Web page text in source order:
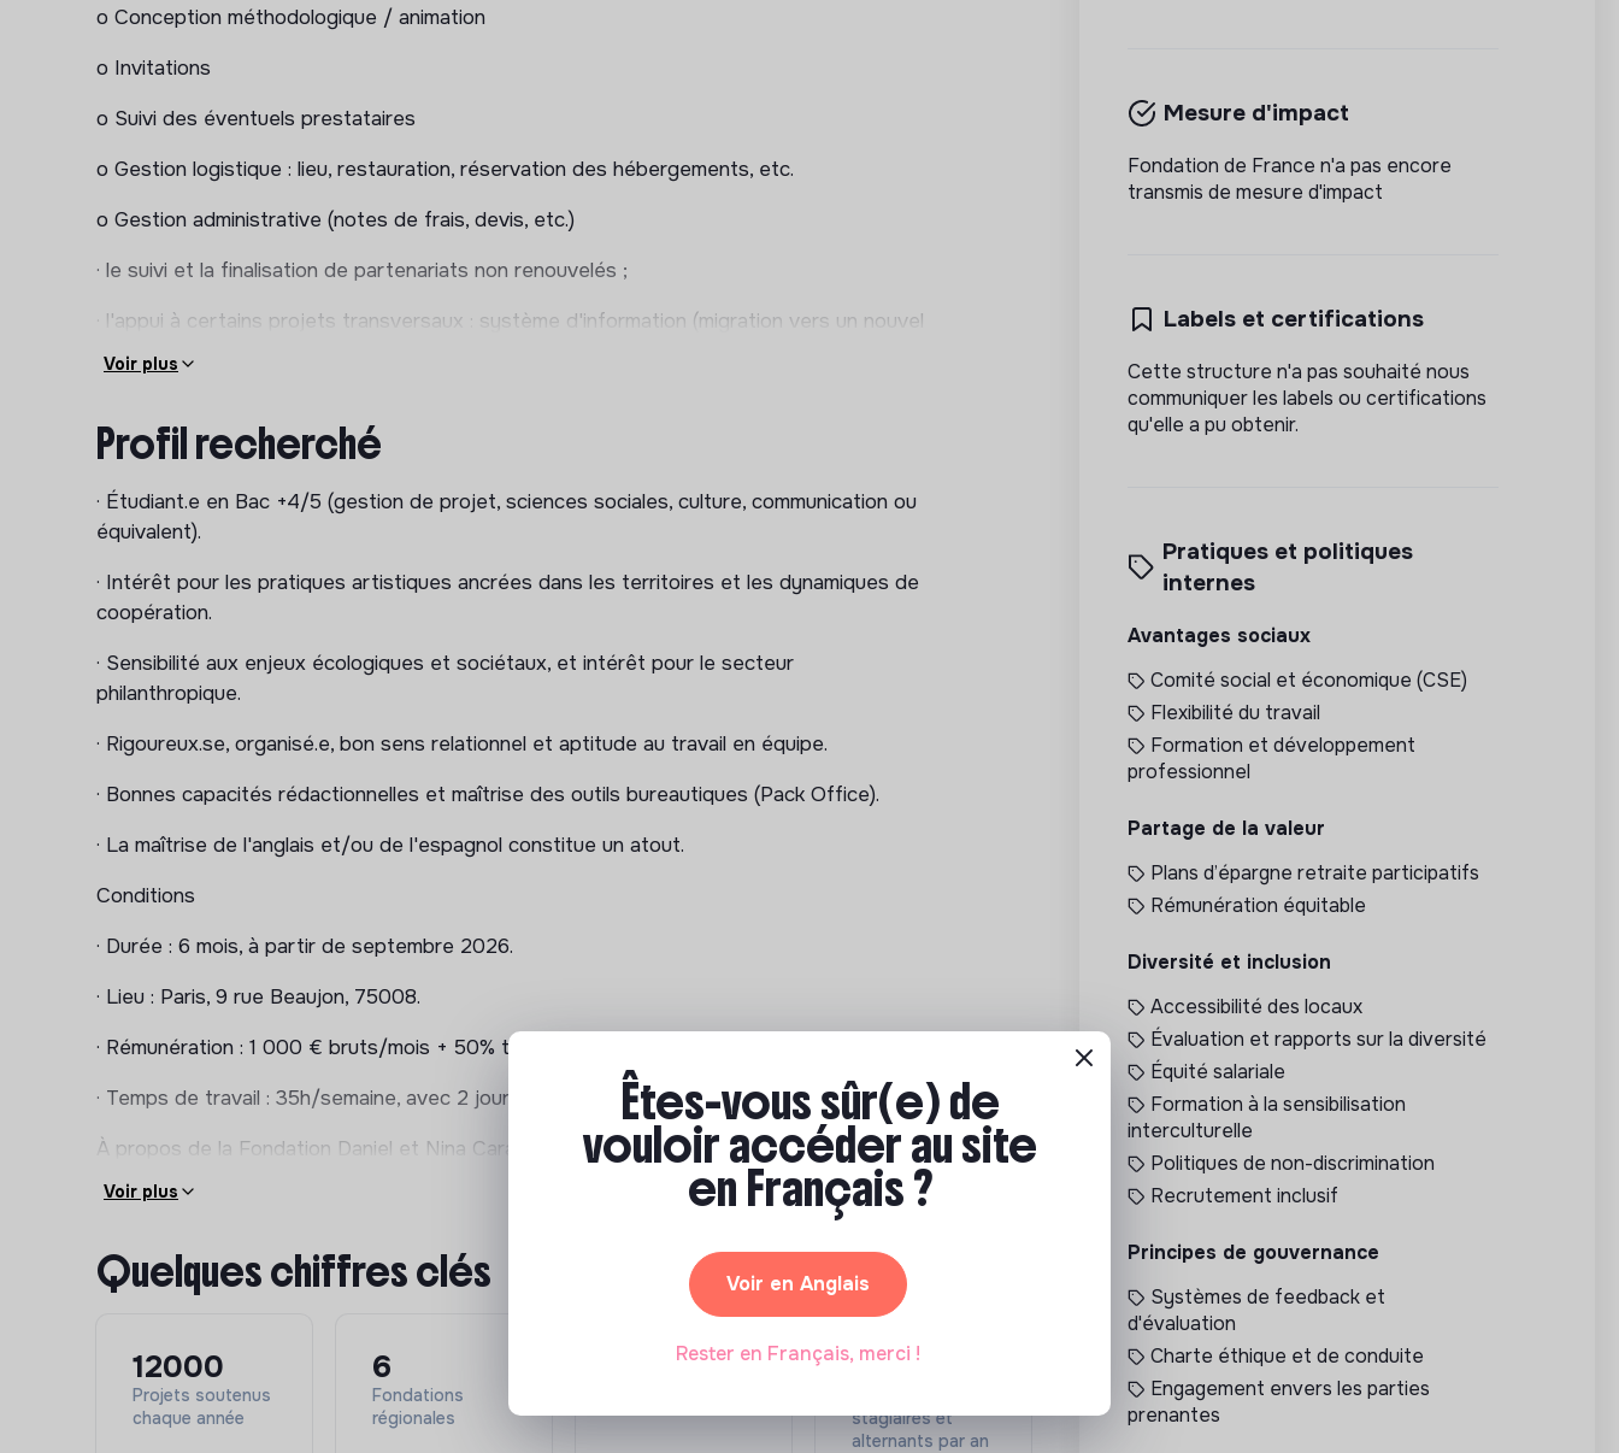
o Conception méthodologique / animation
o Invitations
o Suivi des éventuels prestataires
o Gestion logistique : lieu, restauration, réservation des hébergements, etc.
o Gestion administrative (notes de frais, devis, etc.)
· le suivi et la finalisation de partenariats non renouvelés ;
· l'appui à certains projets transversaux : système d'information (migration vers un nouvel
outil de suivi de projets par exemple) et communication (cartographie des projets pour le
site web par exemple) ;
· la participation à la vie de l'équipe et aux tâches transversales pouvant nécessiter de
l'aide.
💡 Objectif du stage : offrir une immersion concrète dans la coordination de projets de
l'axe Art Citoyen, avec apprentissage progressif des pratiques de gestion, communication
et mobilisation des acteurs.
Voir plus
Profil recherché
· Étudiant.e en Bac +4/5 (gestion de projet, sciences sociales, culture, communication ou
équivalent).
· Intérêt pour les pratiques artistiques ancrées dans les territoires et les dynamiques de
coopération.
· Sensibilité aux enjeux écologiques et sociétaux, et intérêt pour le secteur
philanthropique.
· Rigoureux.se, organisé.e, bon sens relationnel et aptitude au travail en équipe.
· Bonnes capacités rédactionnelles et maîtrise des outils bureautiques (Pack Office).
· La maîtrise de l'anglais et/ou de l'espagnol constitue un atout.
Conditions
· Durée : 6 mois, à partir de septembre 2026.
· Lieu : Paris, 9 rue Beaujon, 75008.
· Rémunération : 1 000 € bruts/mois + 50% titre de transport + tickets restaurant.
· Temps de travail : 35h/semaine, avec 2 jours de télétravail possibles
À propos de la Fondation Daniel et Nina Carasso
Créée en 2010, en hommage à Daniel Carasso et à son épouse Nina, la Fondation Daniel
et Nina Carasso agit en France et en Espagne. Elle révèle, soutient, accompagne et relie
les femmes et les hommes qui osent regarder et construire le monde autrement dans les
domaines de l'Alimentation Durable et de l'Art Citoyen. La Fondation Daniel et Nina
Carasso est une fondation familiale abritée par la Fondation de France. Elle est
indépendante de toute société commerciale.
L'axe Art citoyen vise à construire un projet d'avenir qui prend en compte les besoins des
êtres humains, mais aussi la fragilité de notre environnement. Nous accompagnons des
Voir plus
Quelques chiffres clés
12000
Projets soutenus
chaque année
6
Fondations
régionales
30
stagiaires et
alternants par an
Mesure d'impact
Fondation de France n'a pas encore
transmis de mesure d'impact
Labels et certifications
Cette structure n'a pas souhaité nous
communiquer les labels ou certifications
qu'elle a pu obtenir.
Pratiques et politiques
internes
Avantages sociaux
Comité social et économique (CSE)
Flexibilité du travail
Formation et développement
professionnel
Partage de la valeur
Plans d’épargne retraite participatifs
Rémunération équitable
Diversité et inclusion
Accessibilité des locaux
Évaluation et rapports sur la diversité
Équité salariale
Formation à la sensibilisation
interculturelle
Politiques de non-discrimination
Recrutement inclusif
Principes de gouvernance
Systèmes de feedback et
d'évaluation
Charte éthique et de conduite
Engagement envers les parties
prenantes
Êtes-vous sûr(e) de
vouloir accéder au site
en Français ?
Voir en Anglais
Rester en Français, merci !